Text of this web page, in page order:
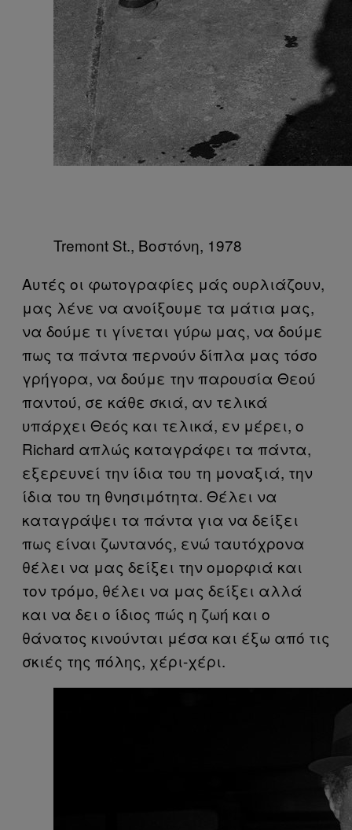
Tremont St., Βοστόνη, 1978
Αυτές οι φωτογραφίες μάς ουρλιάζουν,
μας λένε να ανοίξουμε τα μάτια μας,
να δούμε τι γίνεται γύρω μας, να δούμε
πως τα πάντα περνούν δίπλα μας τόσο
γρήγορα, να δούμε την παρουσία Θεού
παντού, σε κάθε σκιά, αν τελικά
υπάρχει Θεός και τελικά, εν μέρει, ο
Richard απλώς καταγράφει τα πάντα,
εξερευνεί την ίδια του τη μοναξιά, την
ίδια του τη θνησιμότητα. Θέλει να
καταγράψει τα πάντα για να δείξει
πως είναι ζωντανός, ενώ ταυτόχρονα
θέλει να μας δείξει την ομορφιά και
τον τρόμο, θέλει να μας δείξει αλλά
και να δει ο ίδιος πώς η ζωή και ο
θάνατος κινούνται μέσα και έξω από τις
σκιές της πόλης, χέρι-χέρι.